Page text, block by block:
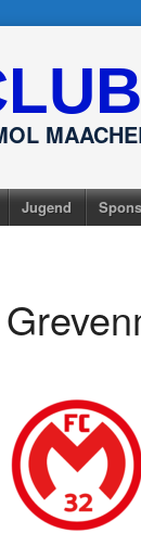
Jugend